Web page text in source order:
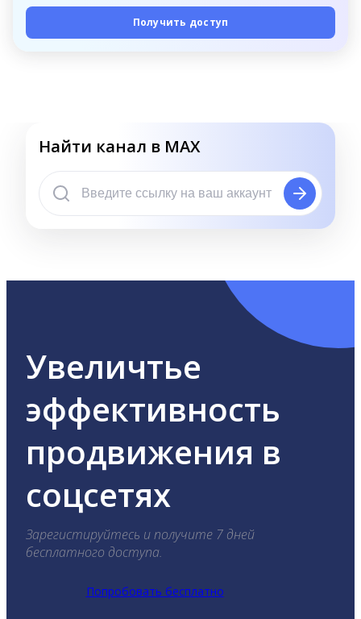
Получить доступ
Найти канал в MAX
Увеличтье
эффективность
продвижения в
соцсетях
Зарегистируйтесь и получите 7 дней
бесплатного доступа.
Попробовать бесплатно